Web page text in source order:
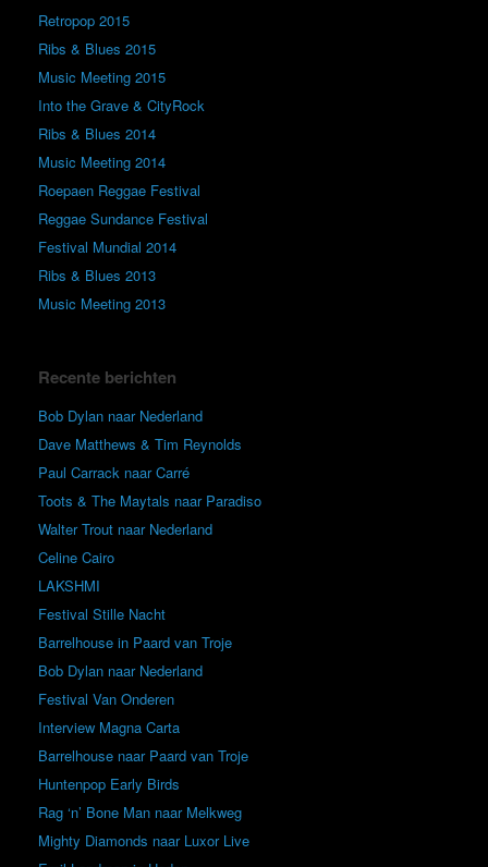
Retropop 2015
Ribs & Blues 2015
Music Meeting 2015
Into the Grave & CityRock
Ribs & Blues 2014
Music Meeting 2014
Roepaen Reggae Festival
Reggae Sundance Festival
Festival Mundial 2014
Ribs & Blues 2013
Music Meeting 2013
Recente berichten
Bob Dylan naar Nederland
Dave Matthews & Tim Reynolds
Paul Carrack naar Carré
Toots & The Maytals naar Paradiso
Walter Trout naar Nederland
Celine Cairo
LAKSHMI
Festival Stille Nacht
Barrelhouse in Paard van Troje
Bob Dylan naar Nederland
Festival Van Onderen
Interview Magna Carta
Barrelhouse naar Paard van Troje
Huntenpop Early Birds
Rag ‘n’ Bone Man naar Melkweg
Mighty Diamonds naar Luxor Live